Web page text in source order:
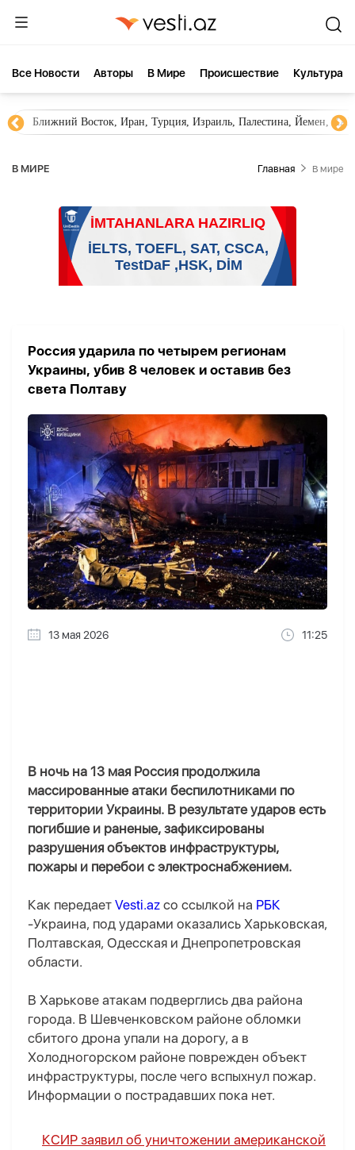
Все Новости Aвторы В Мире Происшествие Культура
Ближний Восток, Иран, Турция, Израиль, Палестина, Йемен,
В МИРЕ Главная В мире
Россия ударила по четырем регионам
Украины, убив 8 человек и оставив без
света Полтаву
13 мая 2026 11:25
В ночь на 13 мая Россия продолжила
массированные атаки беспилотниками по
территории Украины. В результате ударов есть
погибшие и раненые, зафиксированы
разрушения объектов инфраструктуры,
пожары и перебои с электроснабжением.
Как передает Vesti.az со ссылкой на РБК
-Украина, под ударами оказались Харьковская,
Полтавская, Одесская и Днепропетровская
области.
В Харькове атакам подверглись два района
города. В Шевченковском районе обломки
сбитого дрона упали на дорогу, а в
Холодногорском районе поврежден объект
инфраструктуры, после чего вспыхнул пожар.
Информации о пострадавших пока нет.
КСИР заявил об уничтожении американской